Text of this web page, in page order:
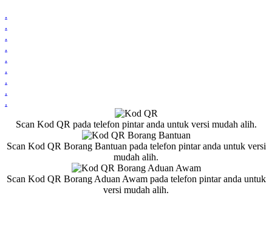
.
.
.
.
.
.
.
.
.
Scan Kod QR pada telefon pintar anda untuk versi mudah alih.
Scan Kod QR Borang Bantuan pada telefon pintar anda untuk versi
mudah alih.
Scan Kod QR Borang Aduan Awam pada telefon pintar anda untuk
versi mudah alih.